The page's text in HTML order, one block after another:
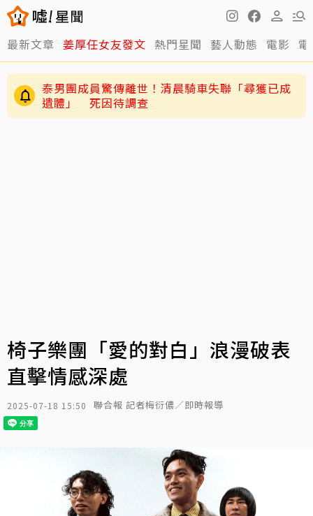
最新文章 姜厚任女友發文 熱門星聞 藝人動態 電影
泰男團成員驚傳離世！清晨騎車失聯「尋獲已成
遺體」 死因待調查
椅子樂團「愛的對白」浪漫破表
直擊情感深處
2025-07-18 15:50 聯合報 記者梅衍儂／即時報導